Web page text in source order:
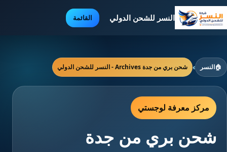
النسر للشحن الدولي القائمة
🏠النسر › شحن بري من جدة Archives - النسر للشحن الدولي
مركز معرفة لوجستي
شحن بري من جدة